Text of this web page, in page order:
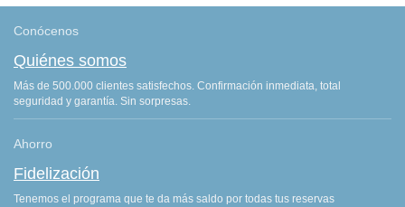
Conócenos
Quiénes somos
Más de 500.000 clientes satisfechos. Confirmación inmediata, total
seguridad y garantía. Sin sorpresas.
Ahorro
Fidelización
Tenemos el programa que te da más saldo por todas tus reservas